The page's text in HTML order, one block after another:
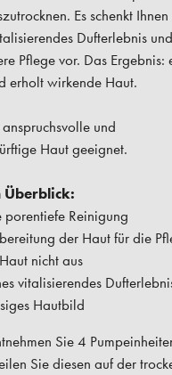
Es schenkt Ihnen
Dufterlebnis
Pflege vor. Das Ergebnis:
erholt wirkende Haut.
und
Haut geeignet.
Reinigung
der Haut für die
nicht aus
vitalisierendes
Hautbild
Sie 4
Sie diesen auf der